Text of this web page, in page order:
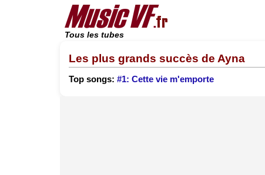
Tous les tubes
Les plus grands succès de Ayna
Top songs: #1: Cette vie m'emporte